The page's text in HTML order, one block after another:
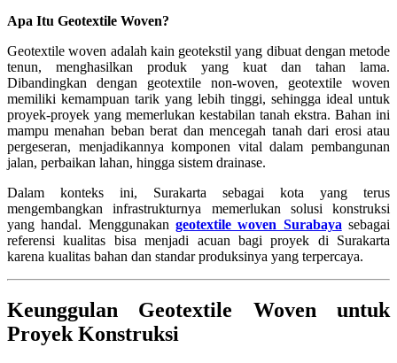
Apa Itu Geotextile Woven?
Geotextile woven adalah kain geotekstil yang dibuat dengan metode
tenun, menghasilkan produk yang kuat dan tahan lama.
Dibandingkan dengan geotextile non-woven, geotextile woven
memiliki kemampuan tarik yang lebih tinggi, sehingga ideal untuk
proyek-proyek yang memerlukan kestabilan tanah ekstra. Bahan ini
mampu menahan beban berat dan mencegah tanah dari erosi atau
pergeseran, menjadikannya komponen vital dalam pembangunan
jalan, perbaikan lahan, hingga sistem drainase.
Dalam konteks ini, Surakarta sebagai kota yang terus
mengembangkan infrastrukturnya memerlukan solusi konstruksi
yang handal. Menggunakan geotextile woven Surabaya sebagai
referensi kualitas bisa menjadi acuan bagi proyek di Surakarta
karena kualitas bahan dan standar produksinya yang terpercaya.
Keunggulan Geotextile Woven untuk
Proyek Konstruksi